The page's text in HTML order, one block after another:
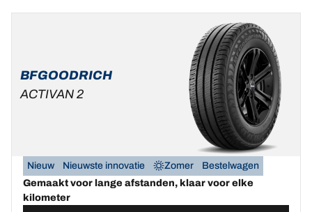
BFGOODRICH
ACTIVAN 2
Nieuw Nieuwste innovatie Zomer
Bestelwagen
Gemaakt voor lange afstanden, klaar voor elke
kilometer